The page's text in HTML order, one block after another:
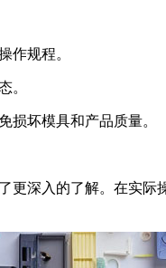
作规程。
。
损坏模具和产品质量。
更深入的了解。在实